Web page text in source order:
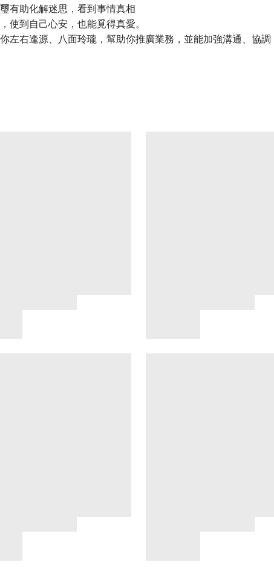
有助化解迷思，看到事情真相
使到自己心安，也能覓得真愛。
左右逢源、八面玲瓏，幫助你推廣業務，並能加強溝通、協